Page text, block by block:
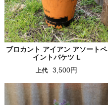
ブロカント アイアン アソートペ
イントバケツ L
上代 3,500円